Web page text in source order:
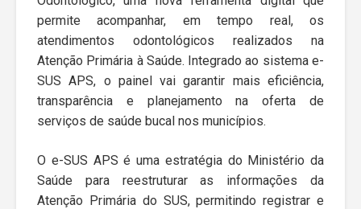
permite acompanhar, em tempo real, os
atendimentos odontológicos realizados na
Atenção Primária à Saúde. Integrado ao sistema e-
SUS APS, o painel vai garantir mais eficiência,
transparência e planejamento na oferta de
serviços de saúde bucal nos municípios.
O e-SUS APS é uma estratégia do Ministério da
Saúde para reestruturar as informações da
Atenção Primária do SUS, permitindo registrar e